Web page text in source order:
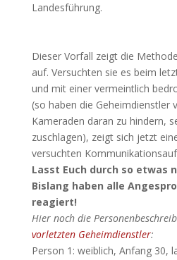
Landesführung.
Dieser Vorfall zeigt die
auf. Versuchten sie es beim
und mit einer vermeintlich
(so haben die Geheimdienstler
Kameraden daran zu hindern,
zuschlagen), zeigt sich jetzt
versuchten
Lasst Euch durch so etwas
Bislang haben alle
reagiert!
Hier noch die
vorletzten Geheimdienstler:
Person 1: weiblich, Anfang 30,